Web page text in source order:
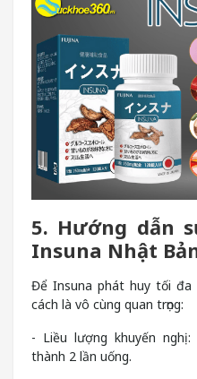
5. Hướng dẫn
Insuna Nhật
Để Insuna phát huy tối đa
cách là vô cùng quan trọng:
- Liều lượng khuyến
thành 2 lần uống.